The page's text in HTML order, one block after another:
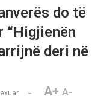
do të
“Higjienën
deri në
A+ A-